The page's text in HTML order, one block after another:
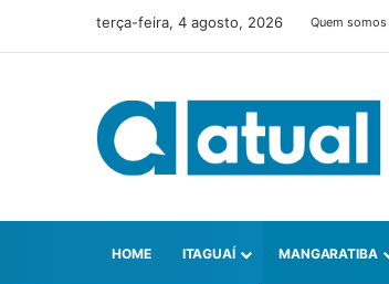
terça-feira, 4 agosto, 2026 Quem somos
HOME ITAGUAÍ MANGARATIBA